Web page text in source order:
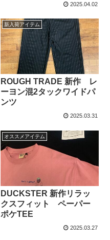
2025.04.02
新入荷アイテム
ROUGH TRADE 新作 レ
ーヨン混2タックワイドパ
ンツ
2025.03.31
オススメアイテム
DUCKSTER 新作リラッ
クスフィット ペーパー
ポケTEE
2025.03.27